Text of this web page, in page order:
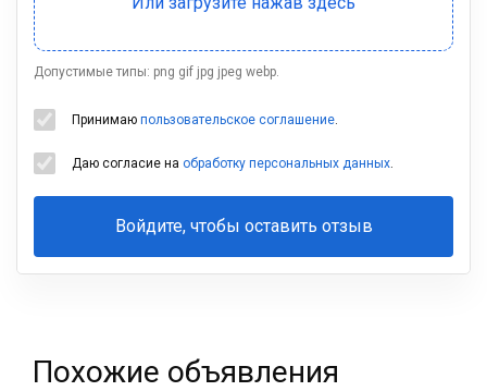
Допустимые типы: png gif jpg jpeg webp.
Принимаю пользовательское соглашение.
Даю согласие на обработку персональных данных.
Войдите, чтобы оставить отзыв
Ваша
Похожие объявления